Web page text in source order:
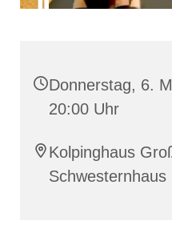
Donnerstag, 6.
20:00 Uhr
Kolpinghaus
Schwesternhaus